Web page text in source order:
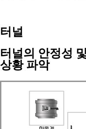
터널
터널의 안정성
상황 파악